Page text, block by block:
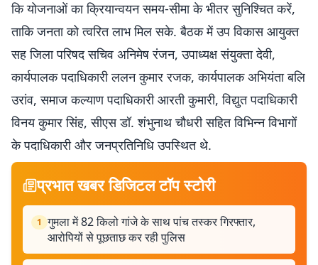
कि योजनाओं का क्रियान्वयन समय-सीमा के भीतर सुनिश्चित करें,
ताकि जनता को त्वरित लाभ मिल सके. बैठक में उप विकास आयुक्त
सह जिला परिषद सचिव अनिमेष रंजन, उपाध्यक्ष संयुक्ता देवी,
कार्यपालक पदाधिकारी ललन कुमार रजक, कार्यपालक अभियंता बलि
उरांव, समाज कल्याण पदाधिकारी आरती कुमारी, विद्युत पदाधिकारी
विनय कुमार सिंह, सीएस डॉ. शंभुनाथ चौधरी सहित विभिन्न विभागों
के पदाधिकारी और जनप्रतिनिधि उपस्थित थे.
प्रभात खबर डिजिटल टॉप स्टोरी
1 गुमला में 82 किलो गांजे के साथ पांच तस्कर गिरफ्तार,
आरोपियों से पूछताछ कर रही पुलिस